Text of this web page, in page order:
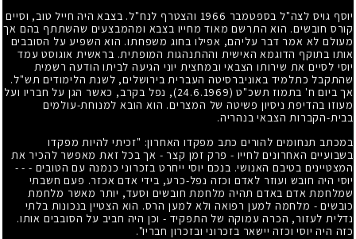
יוסף גויס לצה"ל בספטמבר 1966 והצטרף לנח"ל. בצבא היה חייל טוב, וסיים
קורס חובשים. הוא התרשם מאוד מחייו בצבא ומהמבצעים שהשתתף בהם אך
מעולם לא אמר דבר עליהם, אפילו בחוג משפחתו. הוא השפיע על הסובבים
אותו בתוקף הדוגמא האישית וההתנהגות המופתית. בראשית אוגוסט עמד
יוסי לסיים את שירותו הצבאי ובמחצית יוני הגיעה לביתו הודעה רשמית
שהתקבל כתלמיד באוניברסיטה העברית בירושלים, לשנת הלימודים תש"ל.
אך ביום ח' בתמוז תשכ"ט (24.6.1969)
, נפל בקרב, כאשר הגן על חבריו ועל
מעוזו בהדיפת ניסיון פשיטה של המצרים. הוא הובא למנוחת-עולמים
בבית-הקברות הצבאי בנהריה.
במכתב תנחומים להורים כתב מפקדו האחרון: "זכיתי להיות מפקדו
בשבועיים האחרונים לחייו - פרק זמן קצר - אך בכל זאת מאפשר להכיר את
המצטיינים בטיבם האנושי. בנכם יוסי ייחרט בזכרוני כנמנה עם הטובים - - -
יוסי היה חובש ועוזר לאדם וכזה נפל-כרע, בידי אדם אכזר. פעם חשבתי
שמלחמת אדם באדם תהיה מלחמת חובשים וסעד, יותר מאשר מלחמת
כובשים - מלחמה למען רפואה ולא למען הרס. הוא הצטיין בנכונות בלתי
נדלית לעזור, הכרה עמוקה של התפקיד - וכן היה חביב על הסובבים אותו.
כזה היה יוסי וכזה יישאר בזכרוני ובזכרון חבריו".